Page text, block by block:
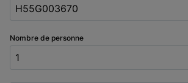
Nombre de personne